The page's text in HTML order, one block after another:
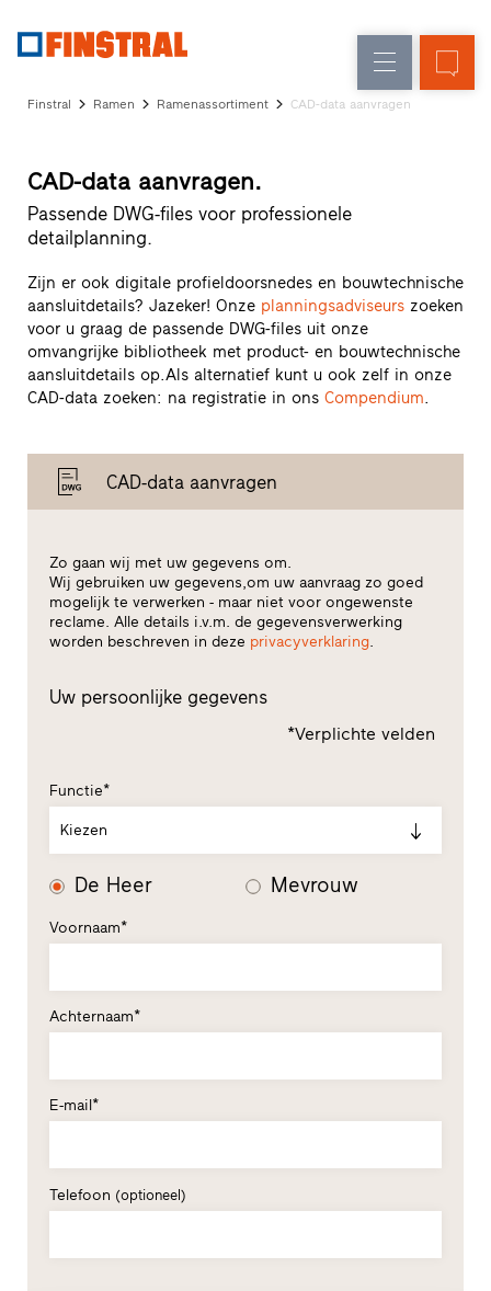
Glasgevels
Studio
zoeken
Snelle
Finstral Ramen Ramenassortiment CAD-data aanvragen
CAD-data aanvragen.
Passende DWG-files voor professionele
detailplanning.
Zijn er ook digitale profieldoorsnedes en bouwtechnische
aansluitdetails? Jazeker! Onze planningsadviseurs zoeken
voor u graag de passende DWG-files uit onze
omvangrijke bibliotheek met product- en bouwtechnische
aansluitdetails op.Als alternatief kunt u ook zelf in onze
CAD-data zoeken: na registratie in ons Compendium.
CAD-data aanvragen
Zo gaan wij met uw gegevens om.
Wij gebruiken uw gegevens,om uw aanvraag zo goed
mogelijk te verwerken - maar niet voor ongewenste
reclame. Alle details i.v.m. de gegevensverwerking
worden beschreven in deze privacyverklaring.
Uw persoonlijke gegevens
*Verplichte velden
Functie*
Kiezen
De Heer Mevrouw
Voornaam*
Achternaam*
E-mail*
Telefoon (optioneel)